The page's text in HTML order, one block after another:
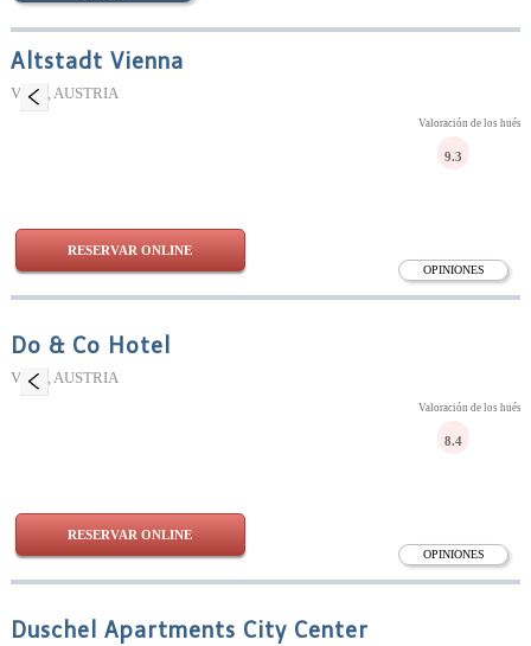
Altstadt Vienna
Viena, AUSTRIA
OPINIONES
Valoración de los
9.3
RESERVAR ONLINE
Do & Co Hotel
Viena, AUSTRIA
OPINIONES
Valoración de los
8.4
RESERVAR ONLINE
Duschel Apartments City Center